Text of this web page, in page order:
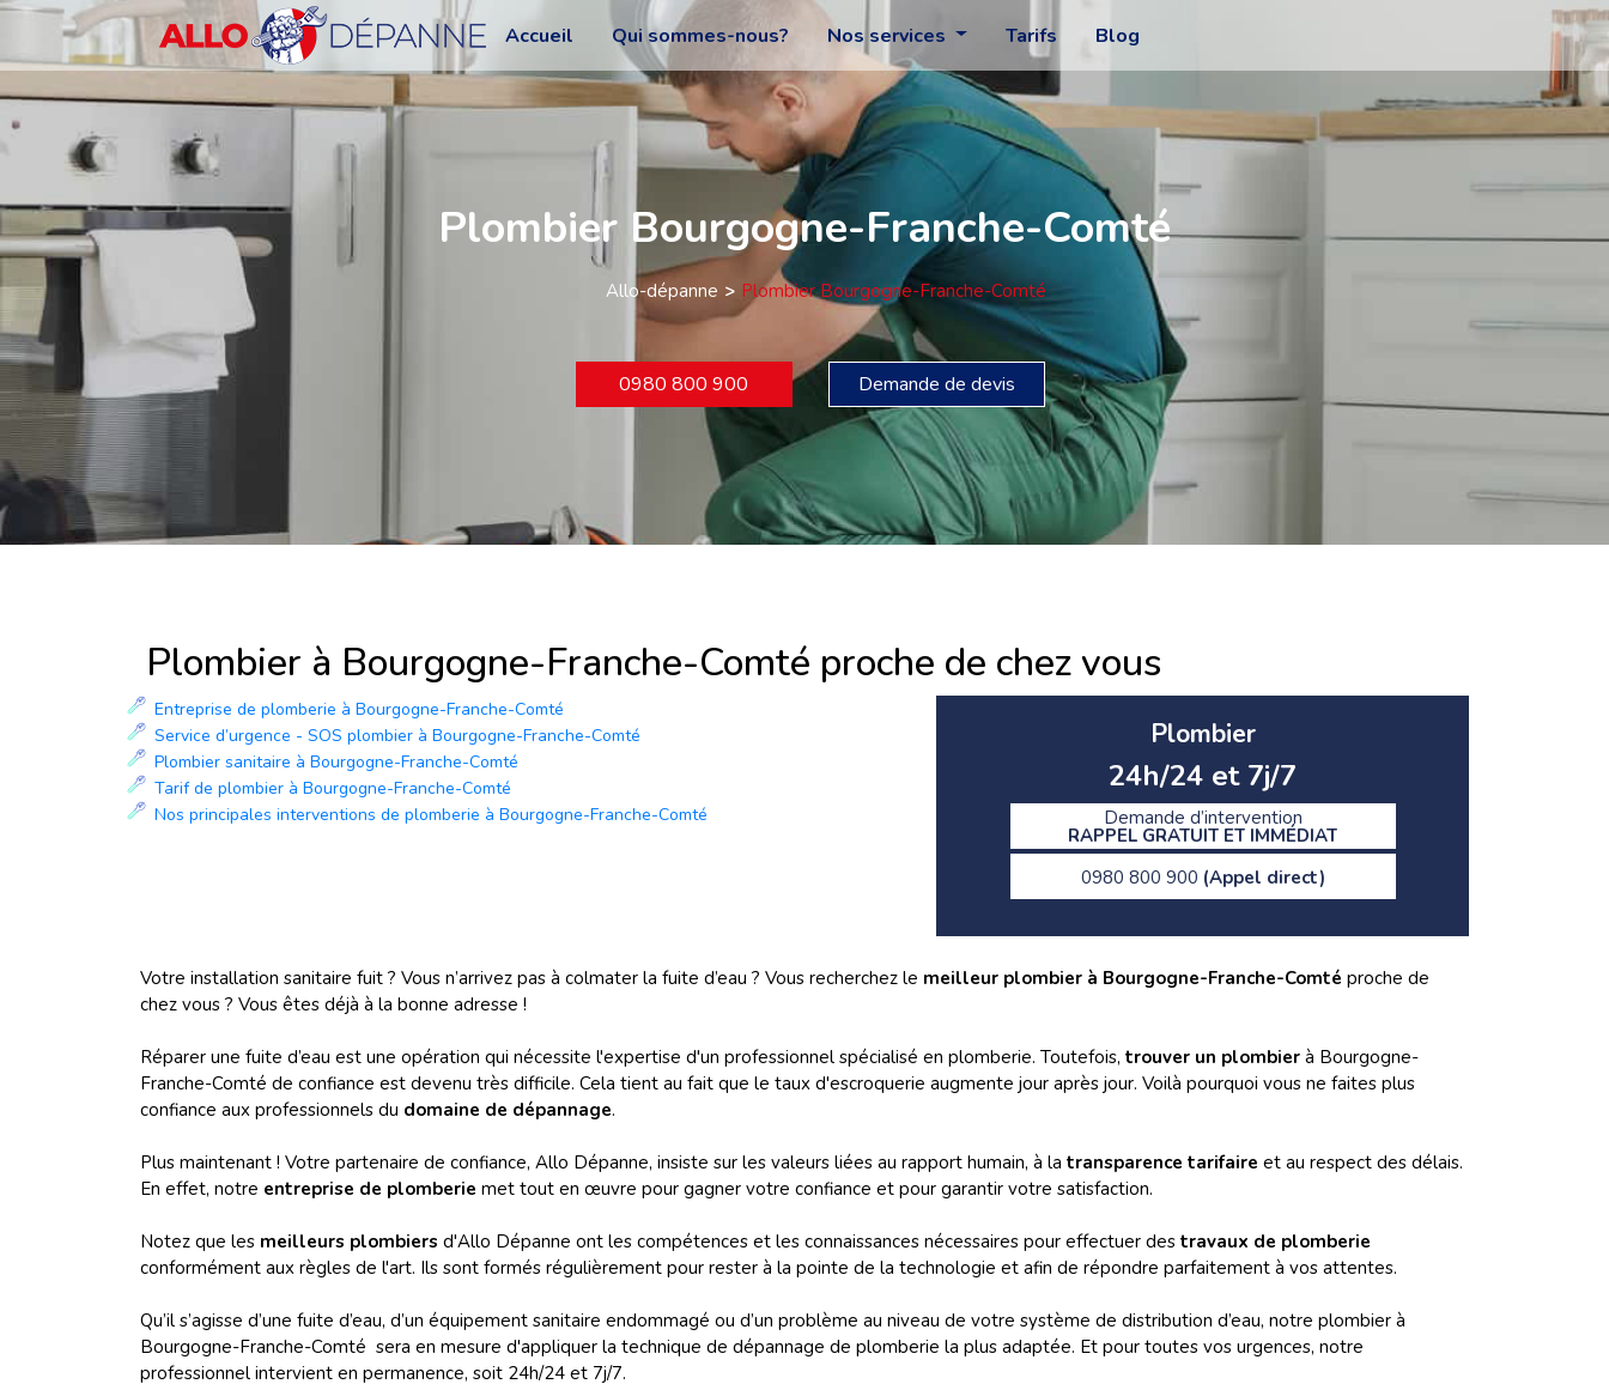
Accueil Qui sommes-nous? Nos services Tarifs Blog
Plombier Bourgogne-Franche-Comté
Allo-dépanne Plombier Bourgogne-Franche-Comté
0980 800 900 Demande de devis
Plombier à Bourgogne-Franche-Comté proche de chez vous
Entreprise de plomberie à Bourgogne-Franche-Comté
Service d’urgence - SOS plombier à Bourgogne-Franche-Comté
Plombier sanitaire à Bourgogne-Franche-Comté
Tarif de plombier à Bourgogne-Franche-Comté
Nos principales interventions de plomberie à Bourgogne-Franche-Comté
Plombier
24h/24 et 7j/7
Demande d’intervention
RAPPEL GRATUIT ET IMMÉDIAT
0980 800 900 (Appel direct)
Votre installation sanitaire fuit ? Vous n’arrivez pas à colmater la fuite d’eau ? Vous recherchez le meilleur plombier à Bourgogne-Franche-Comté proche de
chez vous ? Vous êtes déjà à la bonne adresse !
Réparer une fuite d’eau est une opération qui nécessite l'expertise d'un professionnel spécialisé en plomberie. Toutefois, trouver un plombier à Bourgogne-
Franche-Comté de confiance est devenu très difficile. Cela tient au fait que le taux d'escroquerie augmente jour après jour. Voilà pourquoi vous ne faites plus
confiance aux professionnels du domaine de dépannage.
Plus maintenant ! Votre partenaire de confiance, Allo Dépanne, insiste sur les valeurs liées au rapport humain, à la transparence tarifaire et au respect des délais.
En effet, notre entreprise de plomberie met tout en œuvre pour gagner votre confiance et pour garantir votre satisfaction.
Notez que les meilleurs plombiers d'Allo Dépanne ont les compétences et les connaissances nécessaires pour effectuer des travaux de plomberie
conformément aux règles de l'art. Ils sont formés régulièrement pour rester à la pointe de la technologie et afin de répondre parfaitement à vos attentes.
Qu’il s’agisse d’une fuite d’eau, d’un équipement sanitaire endommagé ou d’un problème au niveau de votre système de distribution d’eau, notre plombier à
Bourgogne-Franche-Comté sera en mesure d'appliquer la technique de dépannage de plomberie la plus adaptée. Et pour toutes vos urgences, notre
professionnel intervient en permanence, soit 24h/24 et 7j/7.